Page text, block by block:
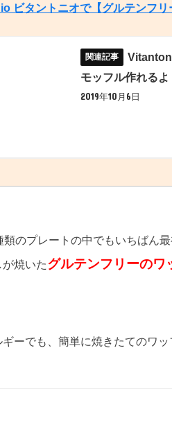
ビタントニオで【グルテンフリ
モッフル作れるよ
2019年10月6日
類のプレートの中でもいちばん
焼いたグルテンフリーのワ
ーでも、簡単に焼きたてのワ